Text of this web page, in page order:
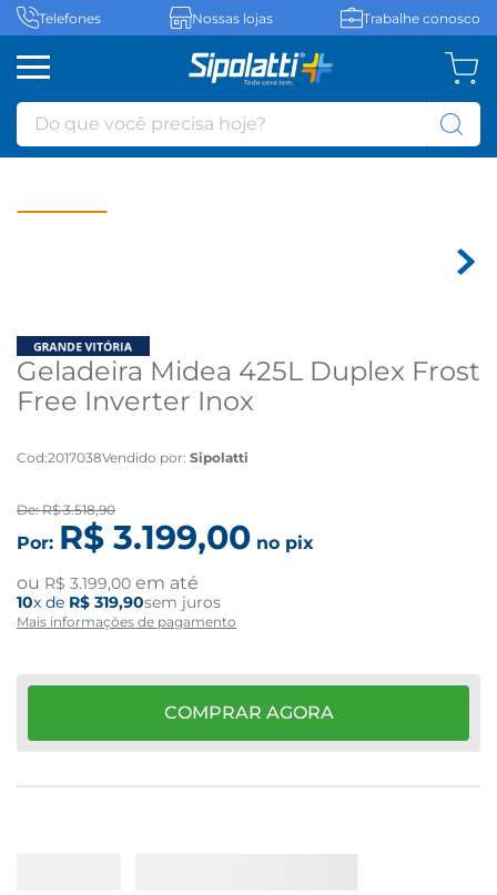
Telefones Nossas lojas Trabalhe conosco
Do que você precisa hoje?
Geladeira Midea 425L Duplex Frost
Free Inverter Inox
Cod:2017038Vendido por: Sipolatti
De:R$ 3.518,90
Por: R$ 3.199,00 no pix
ou R$ 3.199,00 em até
10x de R$ 319,90sem juros
Mais informações de pagamento
COMPRAR AGORA